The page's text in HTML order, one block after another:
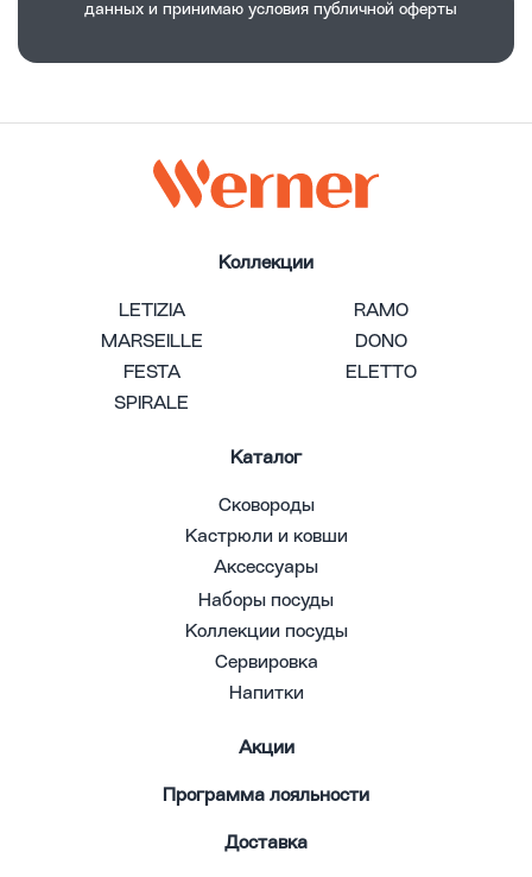
данных и принимаю условия публичной оферты
Коллекции
LETIZIA
RAMO
MARSEILLE
DONO
FESTA
ELETTO
SPIRALE
Каталог
Сковороды
Кастрюли и ковши
Аксессуары
Наборы посуды
Коллекции посуды
Сервировка
Напитки
Акции
Программа лояльности
Доставка